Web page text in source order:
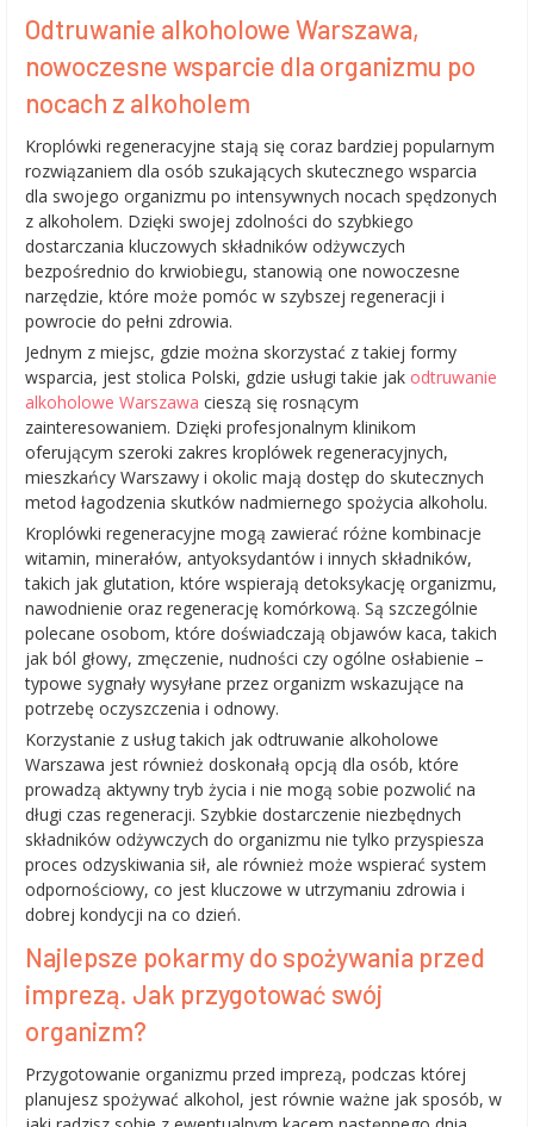
Odtruwanie alkoholowe Warszawa,
nowoczesne wsparcie dla organizmu po
nocach z alkoholem
Kroplówki regeneracyjne stają się coraz bardziej popularnym
rozwiązaniem dla osób szukających skutecznego wsparcia
dla swojego organizmu po intensywnych nocach spędzonych
z alkoholem. Dzięki swojej zdolności do szybkiego
dostarczania kluczowych składników odżywczych
bezpośrednio do krwiobiegu, stanowią one nowoczesne
narzędzie, które może pomóc w szybszej regeneracji i
powrocie do pełni zdrowia.
Jednym z miejsc, gdzie można skorzystać z takiej formy
wsparcia, jest stolica Polski, gdzie usługi takie jak odtruwanie
alkoholowe Warszawa cieszą się rosnącym
zainteresowaniem. Dzięki profesjonalnym klinikom
oferującym szeroki zakres kroplówek regeneracyjnych,
mieszkańcy Warszawy i okolic mają dostęp do skutecznych
metod łagodzenia skutków nadmiernego spożycia alkoholu.
Kroplówki regeneracyjne mogą zawierać różne kombinacje
witamin, minerałów, antyoksydantów i innych składników,
takich jak glutation, które wspierają detoksykację organizmu,
nawodnienie oraz regenerację komórkową. Są szczególnie
polecane osobom, które doświadczają objawów kaca, takich
jak ból głowy, zmęczenie, nudności czy ogólne osłabienie –
typowe sygnały wysyłane przez organizm wskazujące na
potrzebę oczyszczenia i odnowy.
Korzystanie z usług takich jak odtruwanie alkoholowe
Warszawa jest również doskonałą opcją dla osób, które
prowadzą aktywny tryb życia i nie mogą sobie pozwolić na
długi czas regeneracji. Szybkie dostarczenie niezbędnych
składników odżywczych do organizmu nie tylko przyspiesza
proces odzyskiwania sił, ale również może wspierać system
odpornościowy, co jest kluczowe w utrzymaniu zdrowia i
dobrej kondycji na co dzień.
Najlepsze pokarmy do spożywania przed
imprezą. Jak przygotować swój
organizm?
Przygotowanie organizmu przed imprezą, podczas której
planujesz spożywać alkohol, jest równie ważne jak sposób, w